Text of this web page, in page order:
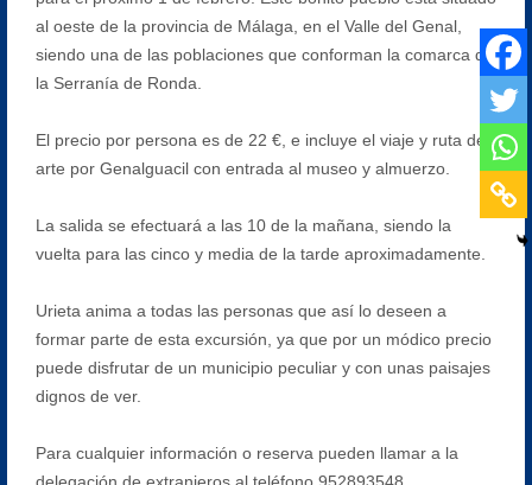
al oeste de la provincia de Málaga, en el Valle del Genal,
siendo una de las poblaciones que conforman la comarca de
la Serranía de Ronda.
El precio por persona es de 22 €, e incluye el viaje y ruta del
arte por Genalguacil con entrada al museo y almuerzo.
La salida se efectuará a las 10 de la mañana, siendo la
vuelta para las cinco y media de la tarde aproximadamente.
Urieta anima a todas las personas que así lo deseen a
formar parte de esta excursión, ya que por un módico precio
puede disfrutar de un municipio peculiar y con unas paisajes
dignos de ver.
Para cualquier información o reserva pueden llamar a la